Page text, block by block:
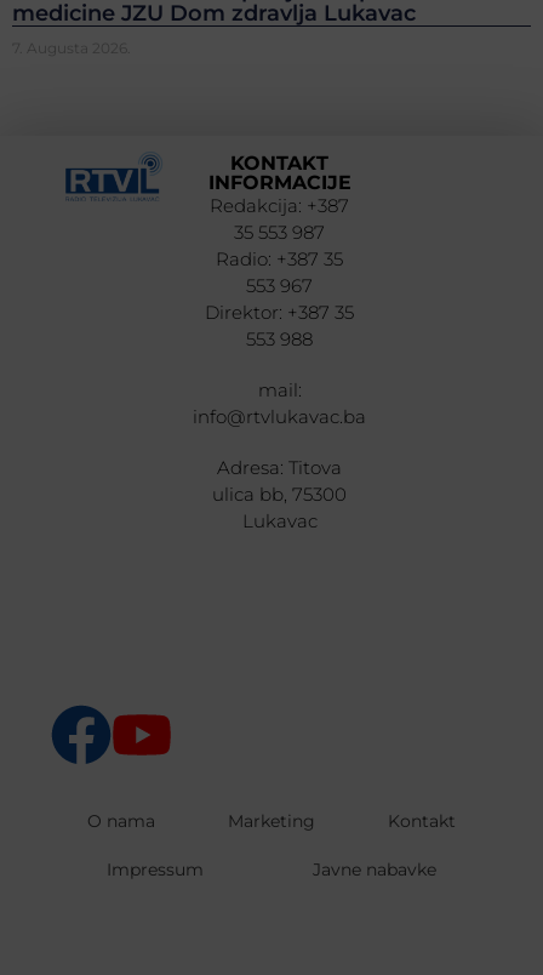
medicine JZU Dom zdravlja Lukavac
7. Augusta 2026.
KONTAKT
INFORMACIJE
Redakcija: +387
35 553 987
Radio: +387 35
553 967
Direktor: +387 35
553 988
mail:
info@rtvlukavac.ba
Adresa: Titova
ulica bb, 75300
Lukavac
O nama Marketing Kontakt
Impressum Javne nabavke